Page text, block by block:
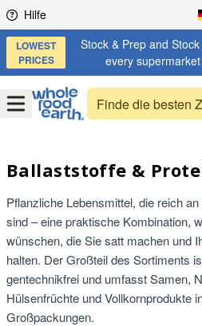
Skip to content
Hilfe
LOWEST
PRICES
Stock & Prep and
every
OpenMenu
Ballaststoffe &
Pflanzliche Lebensmittel, die reich
sind – eine praktische Kombination,
wünschen, die Sie satt machen und
halten. Der Großteil des Sortiments
gentechnikfrei und umfasst Samen,
Hülsenfrüchte und Vollkornprodukte
Großpackungen.